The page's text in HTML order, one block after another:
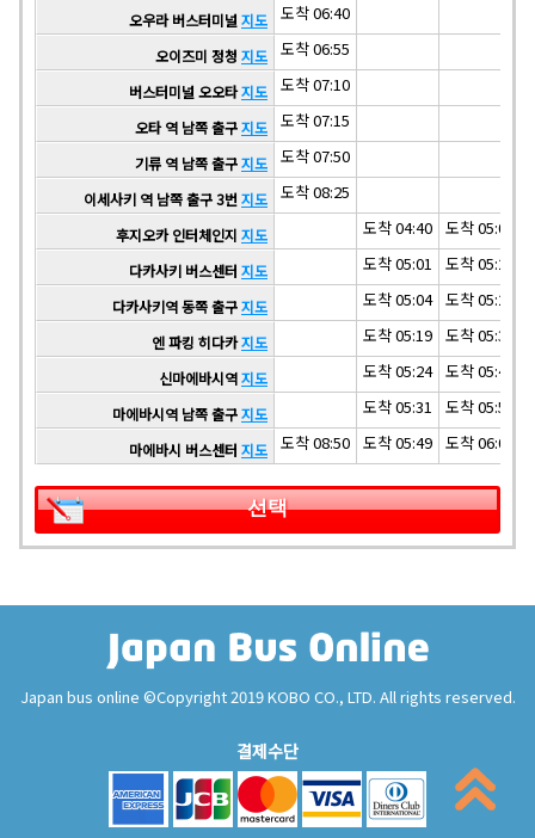
오우라 버스터미널 지도 도착 06:40
오이즈미 정청 지도 도착 06:55
버스터미널 오오타지도 도착 07:10
오타 역 남쪽 출구지도 도착 07:15
기류 역 남쪽 출구지도 도착 07:50
이세사키 역 남쪽 출구 3번 지도 도착 08:25
후지오카 인터체인지 지도 도착 04:40 도착 05:00
다카사키 버스센터 지도 도착 05:01 도착 05:21
다카사키역 동쪽 출구지도 도착 05:04 도착 05:24
엔 파킹 히다카지도 도착 05:19 도착 05:39
신마에바시역지도 도착 05:24 도착 05:44
마에바시역 남쪽 출구지도 도착 05:31 도착 05:51
마에바시 버스센터 지도 도착 08:50 도착 05:49 도착 06:09
선택
Japan bus online ©Copyright 2019 KOBO CO., LTD. All rights reserved.
결제수단